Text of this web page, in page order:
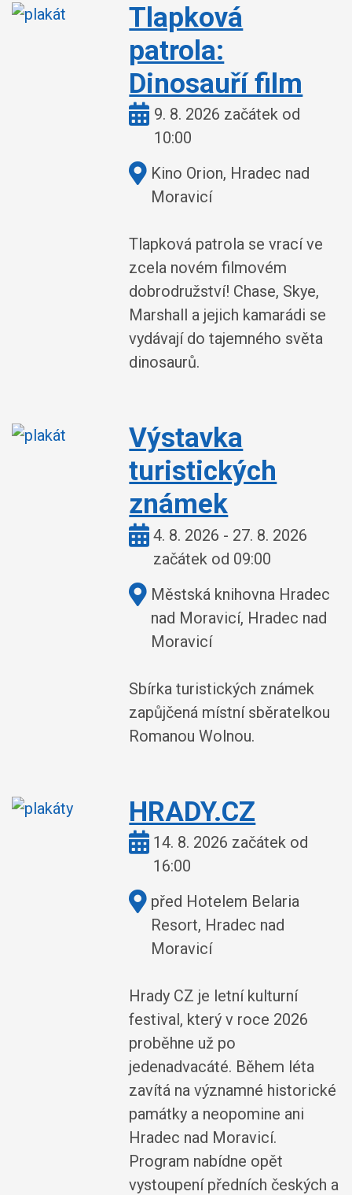
Tlapková
patrola:
Dinosauří film
Kdy:9. 8. 2026 začátek od
10:00
Kde:Kino Orion, Hradec nad
Moravicí
Tlapková patrola se vrací ve
zcela novém filmovém
dobrodružství! Chase, Skye,
Marshall a jejich kamarádi se
vydávají do tajemného světa
dinosaurů.
Výstavka
turistických
známek
Kdy:4. 8. 2026 - 27. 8. 2026
začátek od 09:00
Kde:Městská knihovna Hradec
nad Moravicí, Hradec nad
Moravicí
Sbírka turistických známek
zapůjčená místní sběratelkou
Romanou Wolnou.
HRADY.CZ
Kdy:14. 8. 2026 začátek od
16:00
Kde:před Hotelem Belaria
Resort, Hradec nad
Moravicí
Hrady CZ je letní kulturní
festival, který v roce 2026
proběhne už po
jedenadvacáté. Během léta
zavítá na významné historické
památky a neopomine ani
Hradec nad Moravicí.
Program nabídne opět
vystoupení předních českých a